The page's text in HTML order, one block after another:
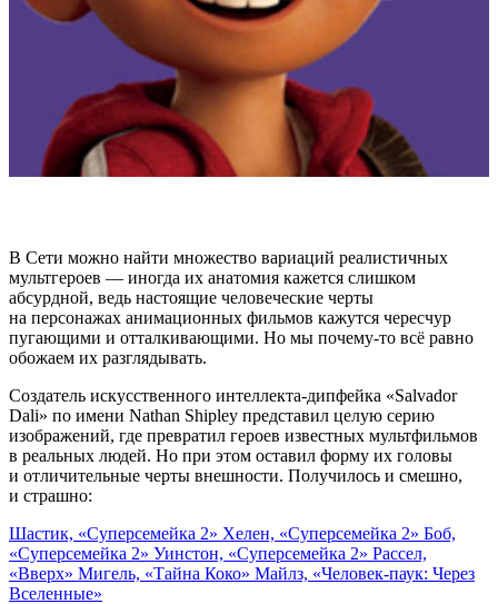
В Сети можно найти множество вариаций реалистичных
мультгероев — иногда их анатомия кажется слишком
абсурдной, ведь настоящие человеческие черты
на персонажах анимационных фильмов кажутся чересчур
пугающими и отталкивающими. Но мы почему-то всё равно
обожаем их разглядывать.
Создатель искусственного интеллекта-дипфейка «Salvador
Dali» по имени Nathan Shipley представил целую серию
изображений, где превратил героев известных мультфильмов
в реальных людей. Но при этом оставил форму их головы
и отличительные черты внешности. Получилось и смешно,
и страшно:
Шастик, «Суперсемейка 2» Хелен, «Суперсемейка 2» Боб,
«Суперсемейка 2» Уинстон, «Суперсемейка 2» Рассел,
«Вверх» Мигель, «Тайна Коко» Майлз, «Человек-паук: Через
Вселенные»